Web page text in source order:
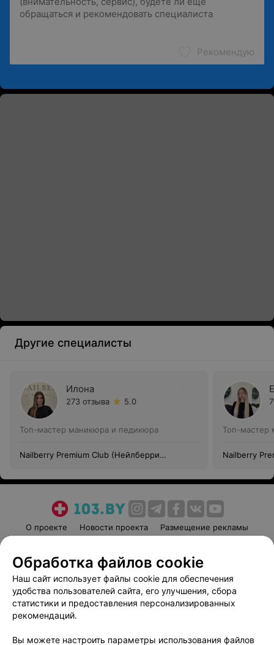
Рекомендую
Другие специалисты
Илона
273 отзыва 5.0
Топ-мастер маникюра и педикюра
Nailberry Premium Club (Нейлберри
Топ-мастер
Nailberry
О проекте Новости проекта
Размещение рекламы
Пользовательское соглашение
Способы оплаты
Вакансии
Партнеры
Написать руководителю 103.by
Обработка файлов cookie
Наш сайт использует файлы cookie для обеспечения
удобства пользователей сайта, его улучшения, сбора
статистики и предоставления персонализированных
рекомендаций.
Вы можете настроить параметры использования файлов